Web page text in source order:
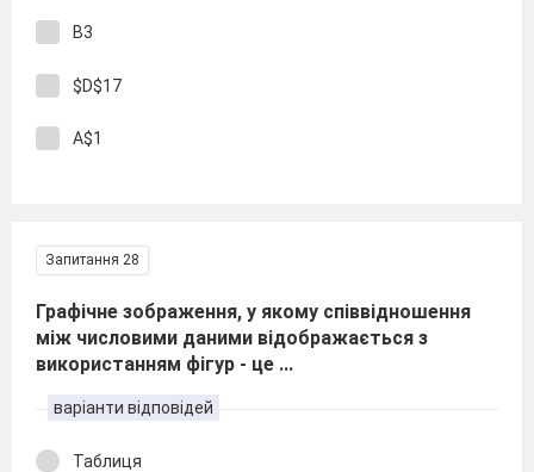
B3
$D$17
A$1
Запитання 28
Графічне зображення, у якому співвідношення
між числовими даними відображається з
використанням фігур - це ...
варіанти відповідей
Таблиця